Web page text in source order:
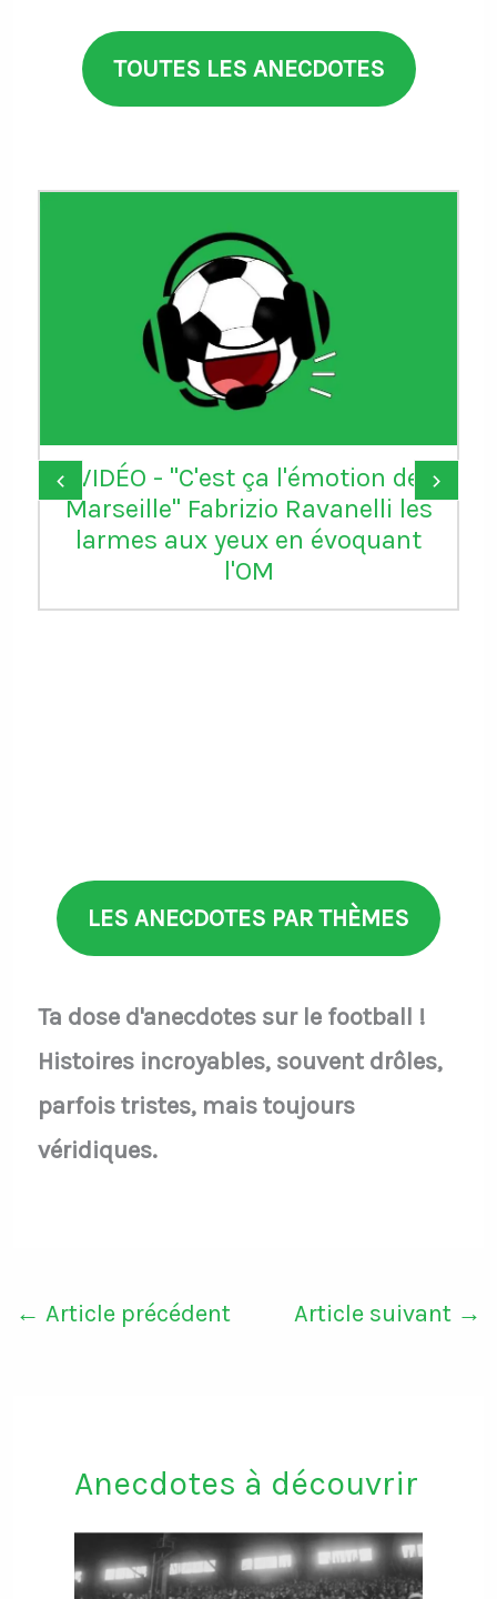
TOUTES LES ANECDOTES
VIDÉO - "C'est ça l'émotion de
Marseille" Fabrizio Ravanelli les
larmes aux yeux en évoquant
l'OM
‹ ›
LES ANECDOTES PAR THÈMES
Ta dose d'anecdotes sur le football !
Histoires incroyables, souvent drôles,
parfois tristes, mais toujours
véridiques.
← Article précédent Article suivant →
Anecdotes à découvrir